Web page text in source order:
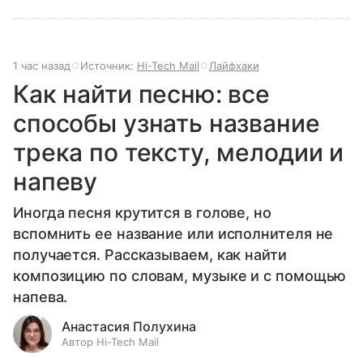
1 час назад Источник: Hi-Tech Mail Лайфхаки
Как найти песню: все
способы узнать название
трека по тексту, мелодии и
напеву
Иногда песня крутится в голове, но
вспомнить ее название или исполнителя не
получается. Рассказываем, как найти
композицию по словам, музыке и с помощью
напева.
Анастасия Полухина
Автор Hi-Tech Mail